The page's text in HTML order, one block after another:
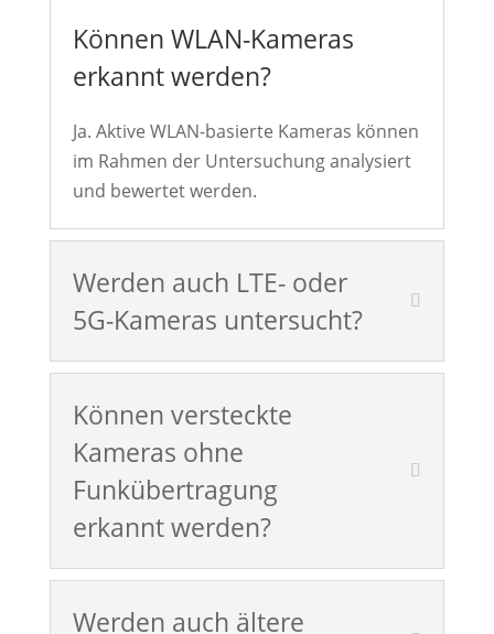
Können WLAN-Kameras
erkannt werden?
Ja. Aktive WLAN-basierte Kameras können
im Rahmen der Untersuchung analysiert
und bewertet werden.
Werden auch LTE- oder
5G-Kameras untersucht?
Können versteckte
Kameras ohne
Funkübertragung
erkannt werden?
Werden auch ältere